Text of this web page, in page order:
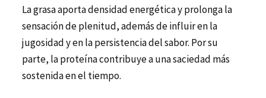
La grasa aporta densidad energética y prolonga la
sensación de plenitud, además de influir en la
jugosidad y en la persistencia del sabor. Por su
parte, la proteína contribuye a una saciedad más
sostenida en el tiempo.